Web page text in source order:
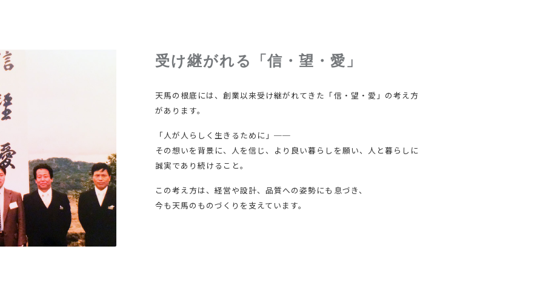
受け継がれる「信・望・愛」
天馬の根底には、創業以来受け継がれてきた「信・望・愛」の考え方
があります。
「人が人らしく生きるために」──
その想いを背景に、人を信じ、より良い暮らしを願い、人と暮らしに
誠実であり続けること。
この考え方は、経営や設計、品質への姿勢にも息づき、
今も天馬のものづくりを支えています。